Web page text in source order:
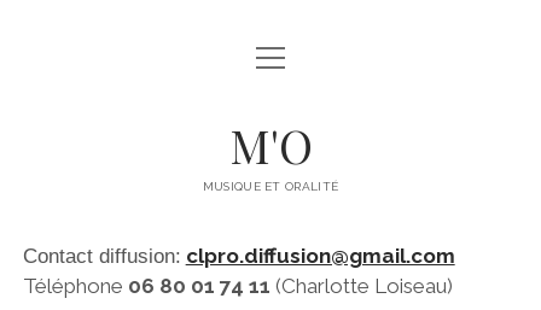
COMPAGNIE M’O
SPECTACLES
menu
JEUNESSE
ARCHIVES
ACCOMPAGNEMENT AMATEUR.ICES
ouvrir
menu
ouvrir
menu
M'O
MUSIQUE ET ORALITÉ
Contact diffusion: clpro.diffusion@gmail.com
Téléphone 06 80 01 74 11 (Charlotte Loiseau)